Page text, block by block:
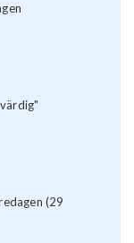
(29